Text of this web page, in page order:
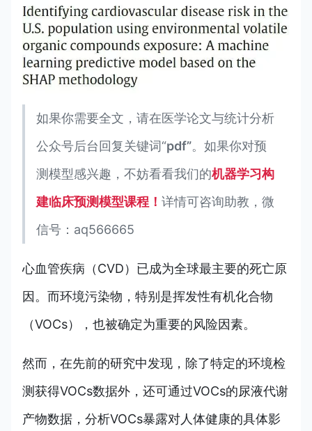
如果你需要全文，请在医学论文与统计分析
公众号后台回复关键词“pdf”。如果你对预
测模型感兴趣，不妨看看我们的机器学习构
建临床预测模型课程！ 详情可咨询助教，微
信号：aq566665
心血管疾病（CVD）已成为全球最主要的死亡原
因。而环境污染物，特别是挥发性有机化合物
（VOCs），也被确定为重要的风险因素。
然而，在先前的研究中发现，除了特定的环境检
测获得VOCs数据外，还可通过VOCs的尿液代谢
产物数据，分析VOCs暴露对人体健康的具体影